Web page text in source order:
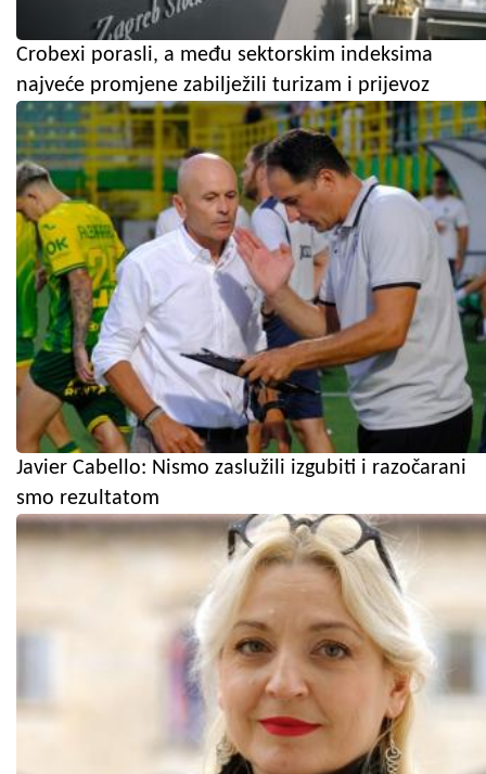
Crobexi porasli, a među sektorskim indeksima
najveće promjene zabilježili turizam i prijevoz
Javier Cabello: Nismo zaslužili izgubiti i razočarani
smo rezultatom